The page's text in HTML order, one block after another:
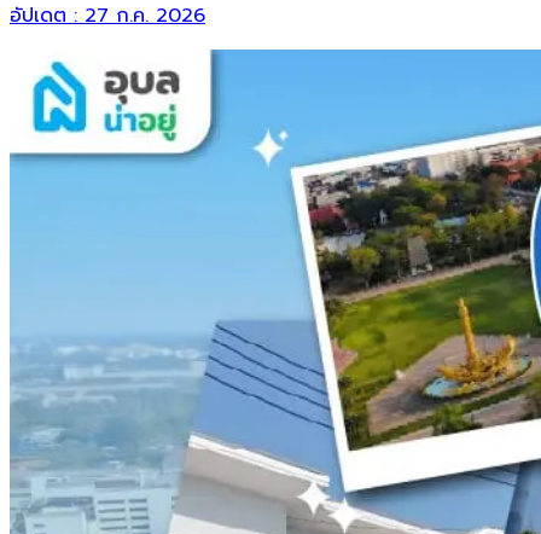
อัปเดต :27 ก.ค. 2026